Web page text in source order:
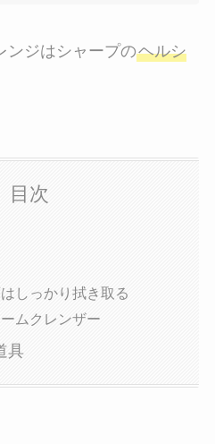
ジはシャープのヘルシ
目次
しっかり拭き取る
ムクレンザー
具